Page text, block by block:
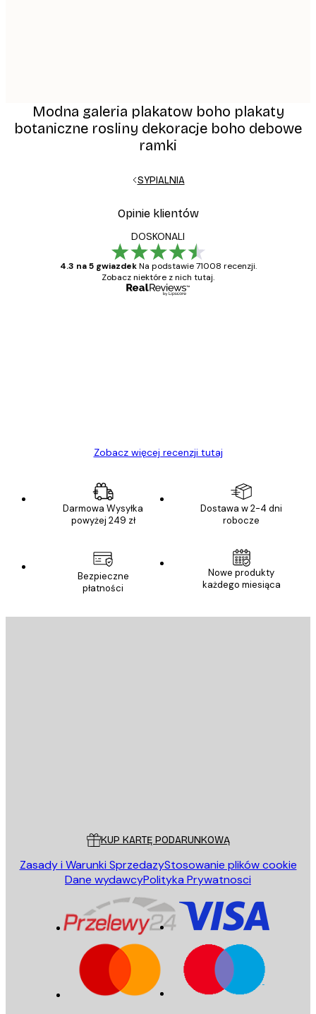
Modna galeria plakatow boho plakaty
botaniczne rosliny dekoracje boho debowe
ramki
SYPIALNIA
Opinie klientów
DOSKONALI
4.3 na 5 gwiazdek Na podstawie 71008 recenzji.
Zobacz niektóre z nich tutaj.
Zobacz więcej recenzji tutaj
Darmowa Wysyłka
powyżej 249 zł
Dostawa w 2-4 dni
robocze
Bezpieczne
płatności
Nowe produkty
każdego miesiąca
KUP KARTĘ PODARUNKOWĄ
Zasady i Warunki SprzedazyStosowanie plików cookie
Dane wydawcyPolityka Prywatnosci